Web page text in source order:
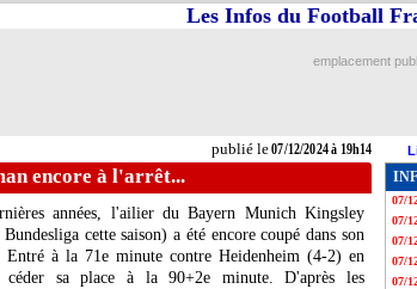
publié le07/12/2024 à 19h14
Les Infos du Football
emplacement
encore à l'arrêt...
années, l'ailier du Bayern Munich Kingsley
cette saison) a été encore coupé dans son
Entré à la 71e minute contre Heidenheim (4-2) en
céder sa place à la 90+2e minute. D'après les
07/
07/12
07/
07/
07/
07/
07/
07/
07/